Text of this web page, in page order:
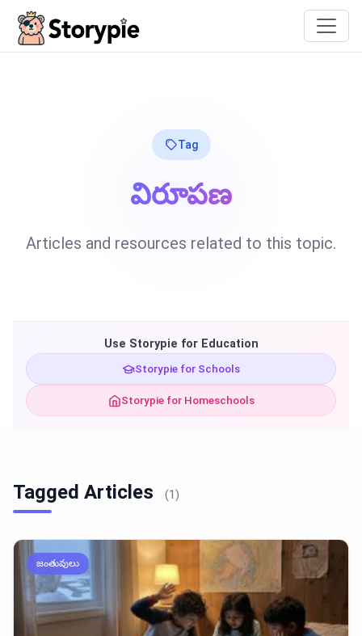
Tag
విరూపణ
Articles and resources related to this topic.
Use Storypie for Education
Storypie for Schools
Storypie for Homeschools
Tagged Articles (1)
జంతువులు